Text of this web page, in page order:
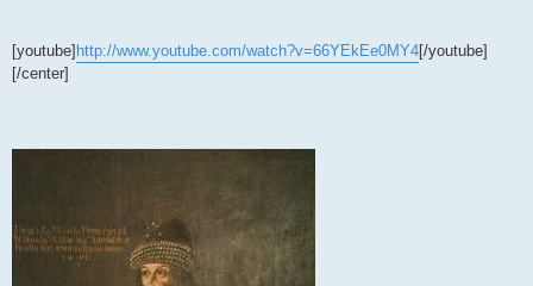
[youtube] http://www.youtube.com/watch?v=66YEkEe0MY4[/youtube]
[/center]